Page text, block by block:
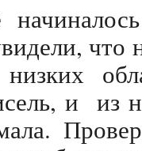
что
низких
и из